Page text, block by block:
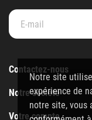
Notre site
expérience de
notre site, vous
Contactez-nous
Notre société
Votre compte